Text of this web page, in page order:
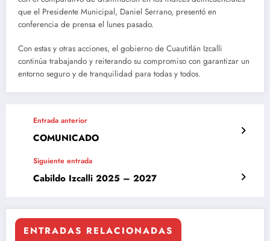
que el Presidente Municipal, Daniel Serrano, presentó en
conferencia de prensa el lunes pasado.
Con estas y otras acciones, el gobierno de Cuautitlán Izcalli
continúa trabajando y reiterando su compromiso con garantizar un
entorno seguro y de tranquilidad para todas y todos.
Entrada anterior
COMUNICADO
Siguiente entrada
Cabildo Izcalli 2025 – 2027
ENTRADAS RELACIONADAS